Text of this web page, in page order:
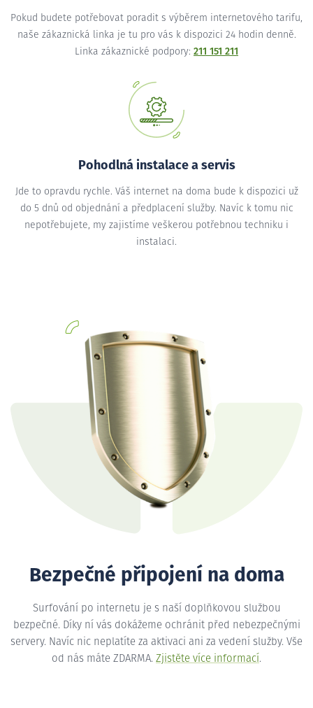
Pokud budete potřebovat poradit s výběrem internetového tarifu,
naše zákaznická linka je tu pro vás k dispozici 24 hodin denně.
Linka zákaznické podpory: 211 151 211
Pohodlná instalace a servis
Jde to opravdu rychle. Váš internet na doma bude k dispozici už
do 5 dnů od objednání a předplacení služby. Navíc k tomu nic
nepotřebujete, my zajistíme veškerou potřebnou techniku i
instalaci.
Bezpečné připojení na doma
Surfování po internetu je s naší doplňkovou službou
bezpečné. Díky ní vás dokážeme ochránit před nebezpečnými
servery. Navíc nic neplatíte za aktivaci ani za vedení služby. Vše
od nás máte ZDARMA. Zjistěte více informací.